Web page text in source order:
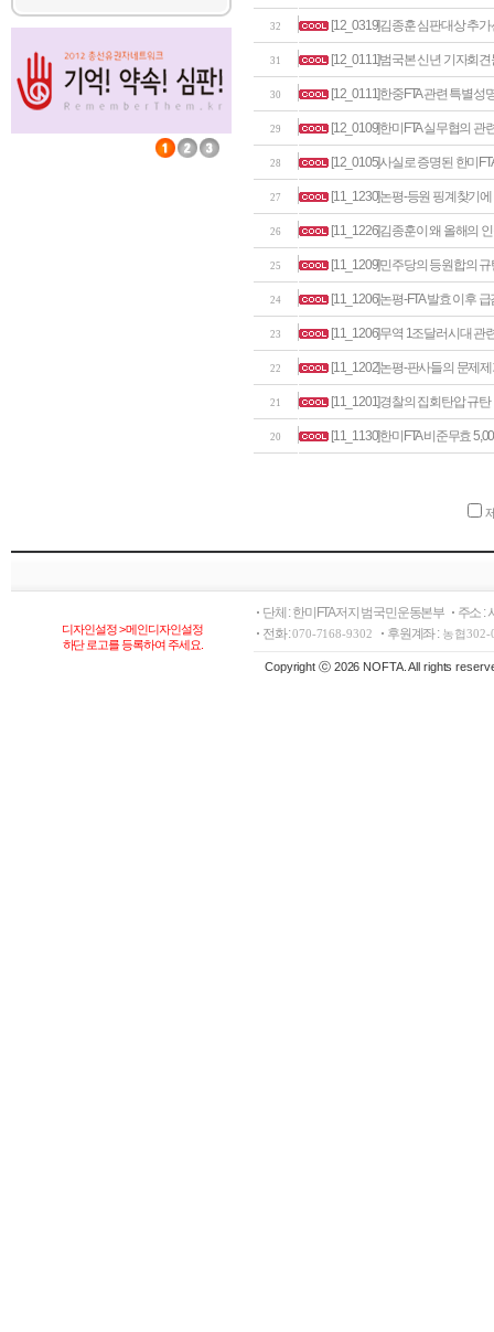
32 [12_0319]김종훈 심판대상 추
31 [12_0111]범국본 신년 기자회견
30 [12_0111]한중FTA 관련 특별성
29 [12_0109]한미FTA 실무협의 관
28 [12_0105]사실로 증명된 한미
27 [11_1230]논평-등원 핑계찾기
26 [11_1226]김종훈이 왜 올해의
25 [11_1209]민주당의 등원합의
24 [11_1206]논평-FTA 발효 이후
23 [11_1206]무역 1조달러시대 관
22 [11_1202]논평-판사들의 문제
21 [11_1201]경찰의 집회탄압 규
20 [11_1130]한미FTA 비준무효
디자인설정 > 메인디자인설정
하단 로고를 등록하여 주세요.
단체 : 한미FTA저지 범국민운동본부
주소 :
전화 :070-7168-9302 후원계좌 : 농협302-
Copyright ⓒ 2026 NOFTA. All rights